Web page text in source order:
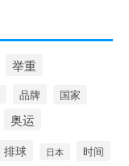
举重
品牌 国家
奥运
排球 日本 时间